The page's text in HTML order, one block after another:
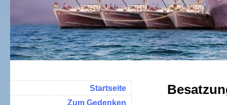
Startseite
Zum Gedenken